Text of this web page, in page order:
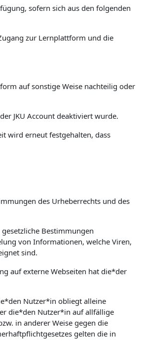
sofern sich aus den folgenden
zur Lernplattform und die
auf sonstige Weise nachteilig oder
JKU Account deaktiviert wurde.
wird erneut festgehalten, dass
des Urheberrechts und des
Bestimmungen
von Informationen, welche Viren,
sind.
auf externe Webseiten hat die*der
Nutzer*in obliegt alleine
die*den Nutzer*in auf allfällige
in anderer Weise gegen die
gelten die in